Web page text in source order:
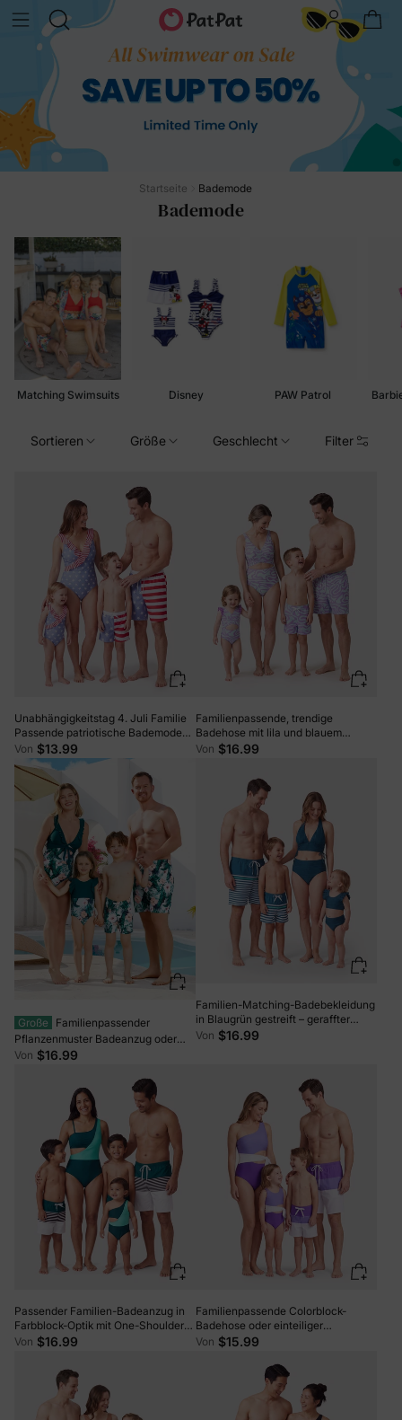
Startseite Bademode
Bademode
Matching Swimsuits Disney
Sortieren Größe Geschlecht Filter
Unabhängigkeitstag 4. Juli Familie
Passende patriotische Bademode
Stars and Stripes Boardshorts oder
gerüschte Schichten Badeanzüge
mit V-Ausschnitt Einteilige
Badeanzüge blau
Von $13.99
Familienpassende, trendige
Badehose mit lila und blauem
Wellendruck oder einteiliger
Von $16.99
Große
Familienpassender
Pflanzenmuster Badeanzug oder
Badeshorts mit Rüschensaum Grün
Von $16.99
Familien-Matching-Badebekleidung
in Blaugrün gestreift – geraffter
Bikini & Badehosen-Set in
Von $16.99
Passender Familien-Badeanzug in
Farbblock-Optik mit One-Shoulder-
Ausschnitt und gestreifte,
Von $16.99
Familienpassende Colorblock-
Badehose oder einteiliger
Badeanzug mit einem
Von $15.99